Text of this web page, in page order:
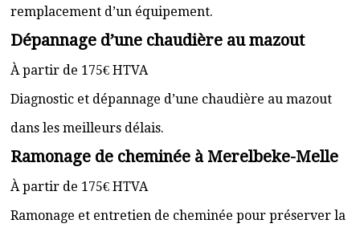
remplacement d’un équipement.
Dépannage d’une chaudière au mazout
À partir de 175€ HTVA
Diagnostic et dépannage d’une chaudière au mazout
dans les meilleurs délais.
Ramonage de cheminée à Merelbeke-Melle
À partir de 175€ HTVA
Ramonage et entretien de cheminée pour préserver la